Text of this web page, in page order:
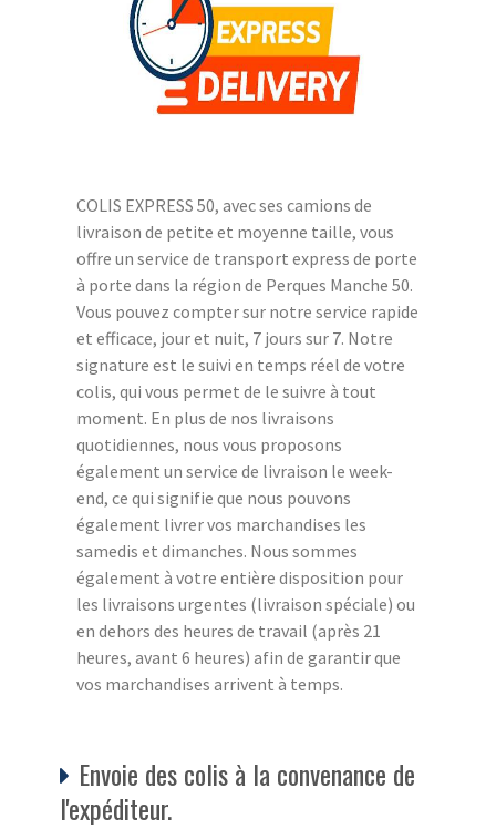
COLIS EXPRESS 50, avec ses camions de
livraison de petite et moyenne taille, vous
offre un service de transport express de porte
à porte dans la région de Perques Manche 50.
Vous pouvez compter sur notre service rapide
et efficace, jour et nuit, 7 jours sur 7. Notre
signature est le suivi en temps réel de votre
colis, qui vous permet de le suivre à tout
moment. En plus de nos livraisons
quotidiennes, nous vous proposons
également un service de livraison le week-
end, ce qui signifie que nous pouvons
également livrer vos marchandises les
samedis et dimanches. Nous sommes
également à votre entière disposition pour
les livraisons urgentes (livraison spéciale) ou
en dehors des heures de travail (après 21
heures, avant 6 heures) afin de garantir que
vos marchandises arrivent à temps.
Envoie des colis à la convenance de
l'expéditeur.